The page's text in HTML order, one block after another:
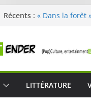
Récents : « Dans la forêt
Célestin en
« In The
néoclassique
Skullcandy
LITTÉRATURE